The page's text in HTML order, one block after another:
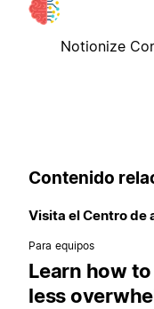
Notionize
Contenido
Visita el Centro de
Para equipos
Learn how
less